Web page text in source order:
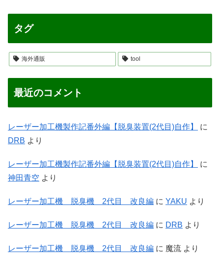
タグ
海外通販 tool
最近のコメント
レーザー加工機製作記番外編【脱臭装置(2代目)自作】
に
DRB より
レーザー加工機製作記番外編【脱臭装置(2代目)自作】
に
神田青空 より
レーザー加工機 脱臭機 2代目 改良編 に YAKU より
レーザー加工機 脱臭機 2代目 改良編 に DRB より
レーザー加工機 脱臭機 2代目 改良編 に 魔流 より